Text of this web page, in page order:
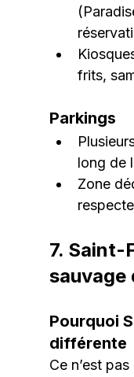
frits,
Parkings
long de
Zone
7. Saint-
sauvage
Pourquoi
différente
Ce n’est